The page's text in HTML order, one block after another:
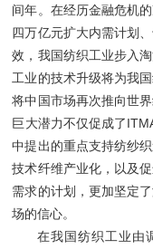
间年。在经历金融危机
四万亿元扩大内需计划
效，我国纺织工业步入
工业的技术升级将为我
将中国市场再次推向世
巨大潜力不仅促成了
中提出的重点支持纺纱
技术纤维产业化，以及
需求的计划，更加坚定
场的信心。
在我国纺织工业由